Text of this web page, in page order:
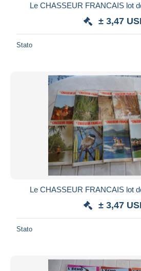
Le CHASSEUR FRANCAIS lot
± 3,47
Stato
Le CHASSEUR FRANCAIS lot
± 3,47
Stato